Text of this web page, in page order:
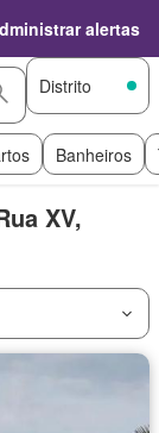
alertas
Distrito
Banheiros
XV,